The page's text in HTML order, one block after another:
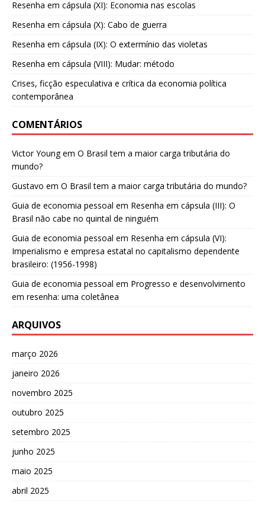
Resenha em cápsula (XI): Economia nas escolas
Resenha em cápsula (X): Cabo de guerra
Resenha em cápsula (IX): O extermínio das violetas
Resenha em cápsula (VIII): Mudar: método
Crises, ficção especulativa e crítica da economia política
contemporânea
COMENTÁRIOS
Victor Youngem O Brasil tem a maior carga tributária do
mundo?
Gustavo em O Brasil tem a maior carga tributária do mundo?
Guia de economia pessoal em Resenha em cápsula (III): O
Brasil não cabe no quintal de ninguém
Guia de economia pessoal em Resenha em cápsula (VI):
Imperialismo e empresa estatal no capitalismo dependente
brasileiro: (1956-1998)
Guia de economia pessoal em Progresso e desenvolvimento
em resenha: uma coletânea
ARQUIVOS
março 2026
janeiro 2026
novembro 2025
outubro 2025
setembro 2025
junho 2025
maio 2025
abril 2025